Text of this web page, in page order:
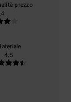
prezzo
4.5